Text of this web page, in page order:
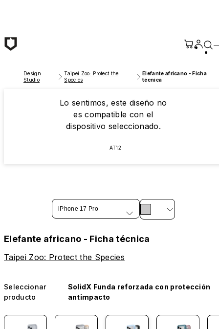
Design
Studio
Taipei Zoo: Protect the
Species
Elefante africano - Ficha
técnica
Lo sentimos, este diseño no
es compatible con el
dispositivo seleccionado.
AT12
iPhone 17 Pro
Elefante africano - Ficha técnica
Taipei Zoo: Protect the Species
Seleccionar
producto
SolidX Funda reforzada con protección
antimpacto